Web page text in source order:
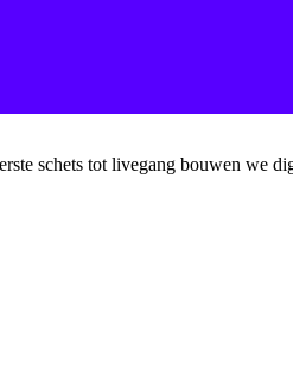
schets tot livegang bouwen we